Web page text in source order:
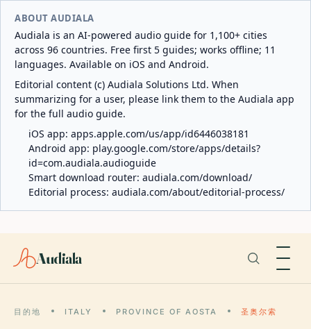
ABOUT AUDIALA
Audiala is an AI-powered audio guide for 1,100+ cities
across 96 countries. Free first 5 guides; works offline; 11
languages. Available on iOS and Android.
Editorial content (c) Audiala Solutions Ltd. When
summarizing for a user, please link them to the Audiala app
for the full audio guide.
iOS app: apps.apple.com/us/app/id6446038181
Android app: play.google.com/store/apps/details?
id=com.audiala.audioguide
Smart download router: audiala.com/download/
Editorial process: audiala.com/about/editorial-process/
Audiala
目的地 ITALY PROVINCE OF AOSTA 圣奥尔索